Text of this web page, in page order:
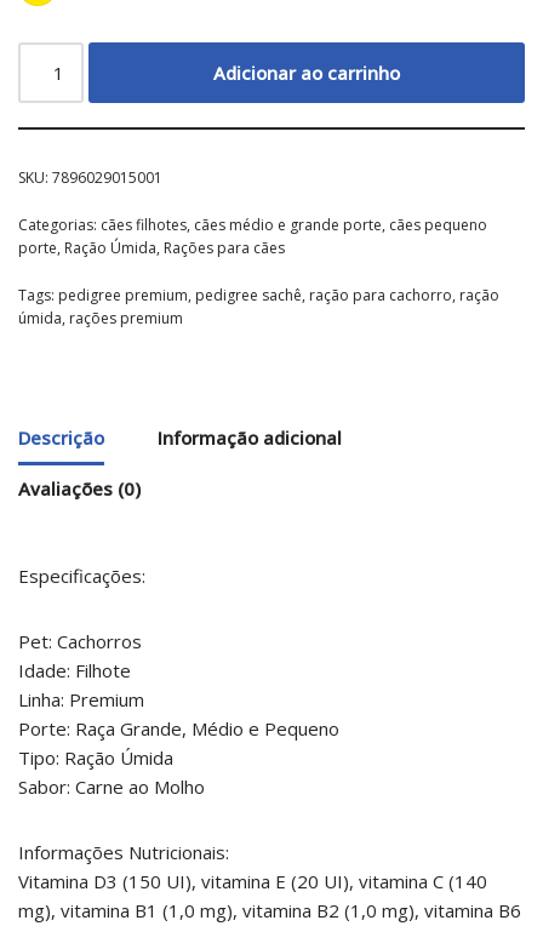
Adicionar ao carrinho
SKU: 7896029015001
Categorias: cães filhotes, cães médio e grande porte, cães pequeno
porte, Ração Úmida, Rações para cães
Tags: pedigree premium, pedigree sachê, ração para cachorro, ração
úmida, rações premium
Descrição Informação adicional
Avaliações (0)
Especificações:
Pet: Cachorros
Idade: Filhote
Linha: Premium
Porte: Raça Grande, Médio e Pequeno
Tipo: Ração Úmida
Sabor: Carne ao Molho
Informações Nutricionais:
Vitamina D3 (150 UI), vitamina E (20 UI), vitamina C (140
mg), vitamina B1 (1,0 mg), vitamina B2 (1,0 mg), vitamina B6